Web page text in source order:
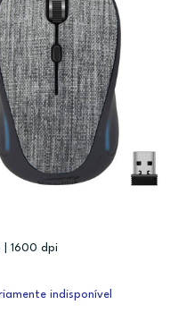
| 1600 dpi
indisponível